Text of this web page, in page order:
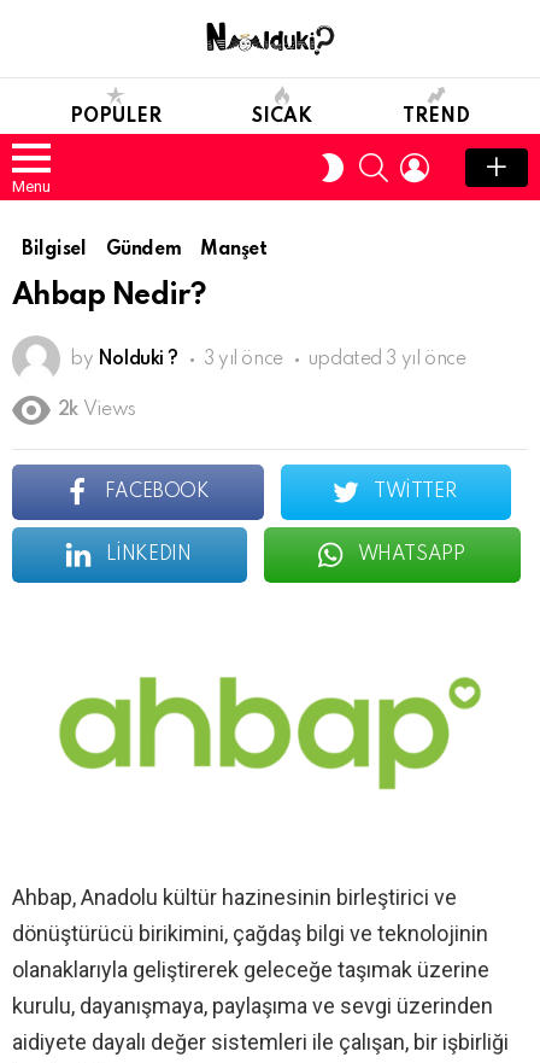
POPULER SICAK TREND
Menu
SWITCH
SKIN
SEARCHLOGIN
Bilgisel Gündem Manşet
Ahbap Nedir?
by Nolduki ? 3 yıl önce updated 3 yıl önce
2k Views
FACEBOOK TWITTER
LINKEDIN WHATSAPP
Ahbap, Anadolu kültür hazinesinin birleştirici ve
dönüştürücü birikimini, çağdaş bilgi ve teknolojinin
olanaklarıyla geliştirerek geleceğe taşımak üzerine
kurulu, dayanışmaya, paylaşıma ve sevgi üzerinden
aidiyete dayalı değer sistemleri ile çalışan, bir işbirliği